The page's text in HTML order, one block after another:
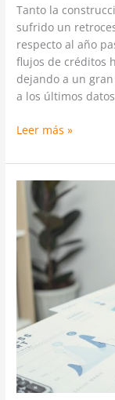
Tanto la
sufrido un
respecto al año
flujos de créditos
dejando a un
a los últimos
Leer más »
CChC
percibe
caída
de
inversión
del
sector
inmobiliario
en